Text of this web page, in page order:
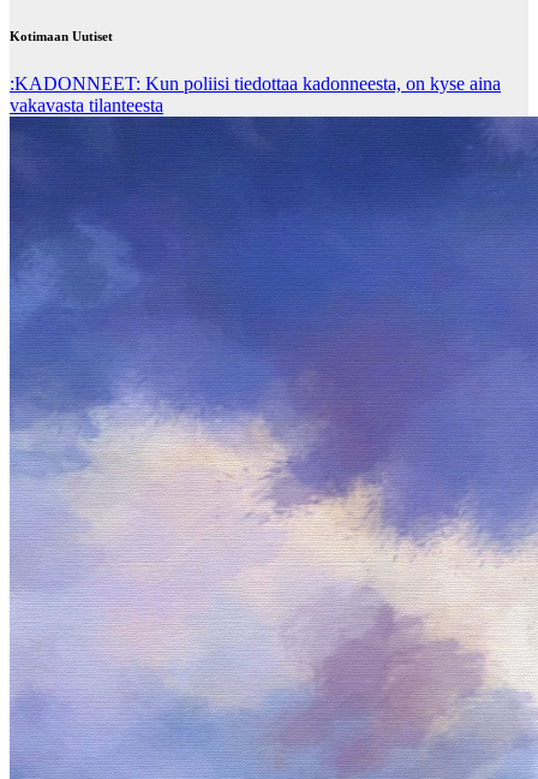
Kotimaan Uutiset
:KADONNEET: Kun poliisi tiedottaa kadonneesta, on kyse aina
vakavasta tilanteesta